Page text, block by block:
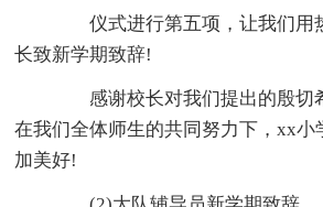
仪式进行第五项，让我们用
长致新学期致辞!
感谢校长对我们提出的殷切
在我们全体师生的共同努力下，xx小
加美好!